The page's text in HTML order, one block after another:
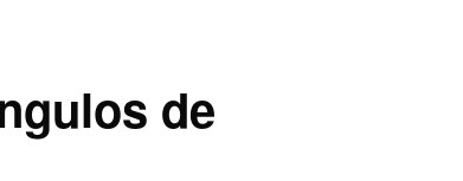
de